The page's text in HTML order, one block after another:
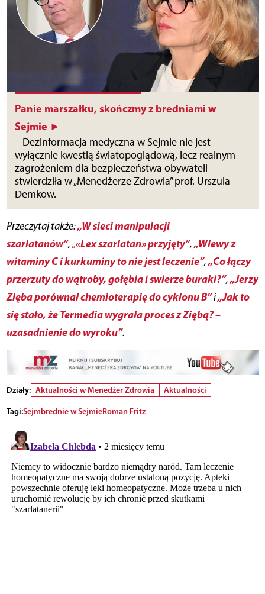
Panie marszałku, skończmy z bredniami w
Sejmie ►
– Dezinformacja medyczna w Sejmie nie jest
wyłącznie kwestią światopoglądową, lecz realnym
zagrożeniem dla bezpieczeństwa obywateli–
stwierdziła w „Menedżerze Zdrowia” prof. Urszula
Demkow.
Przeczytaj także:„W sieci manipulacji
szarlatanów”,„«Lex szarlatan» przyjęty”,„Wlewy z
witaminy C i kurkuminy to nie jest leczenie”,„Co łączy
przerzuty do wątroby, gołębia i swierze buraki?”,„Jerzy
Zięba porównał chemioterapię do cyklonu B”i„Jak to
się stało, że Termedia wygrała proces z Ziębą? –
uzasadnienie do wyroku”.
Działy: Aktualności w Menedżer Zdrowia
Aktualności
Tagi:Sejmbrednie w SejmieRoman Fritz